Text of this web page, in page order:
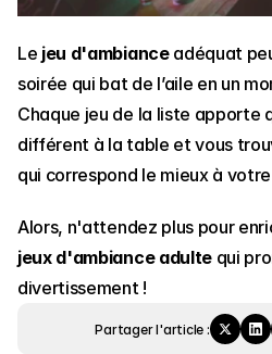
Le jeu d'ambiance adéquat
soirée qui bat de l’aile en un
Chaque jeu de la liste apporte
différent à la table et vous
qui correspond le mieux à
jeux d'ambiance adulte qui
divertissement !
Partager l'article :